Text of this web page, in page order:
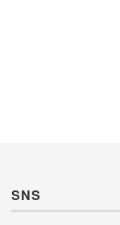
SNS